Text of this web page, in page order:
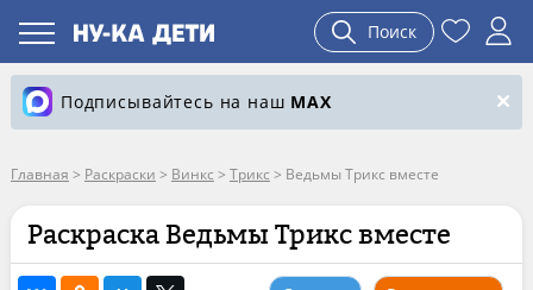
Поиск
Подписывайтесь на наш MAX
Главная > Раскраски > Винкс > Трикс > Ведьмы Трикс вместе
Раскраска Ведьмы Трикс вместе